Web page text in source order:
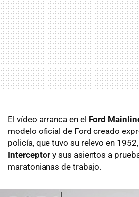
El vídeo arranca en el Ford
modelo oficial de Ford creado
policía, que tuvo su relevo en
Interceptor y sus asientos a
maratonianas de trabajo.